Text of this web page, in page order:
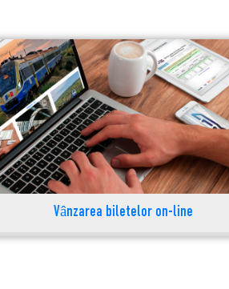
Vânzarea biletelor on-line